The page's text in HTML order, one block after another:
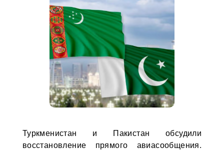
Туркменистан и Пакистан обсудили
восстановление прямого авиасообщения.